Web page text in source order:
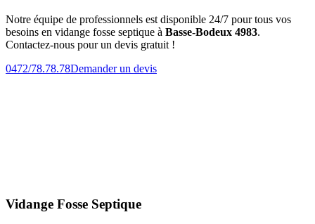
Notre équipe de professionnels est disponible 24/7 pour tous vos
besoins en vidange fosse septique à Basse-Bodeux 4983.
Contactez-nous pour un devis gratuit !
0472/78.78.78Demander un devis
Vidange Fosse Septique